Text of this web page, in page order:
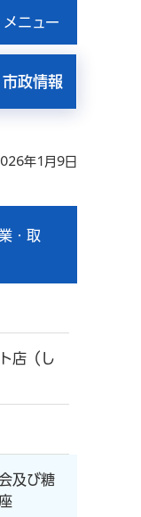
メニュー
市政情報
年1月9日
・取
店（し
及び糖